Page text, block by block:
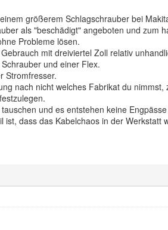
größerem Schlagschrauber bei
als "beschädigt" angeboten und zum
Probleme lösen.
mit dreiviertel Zoll relativ
und einer Flex.
Stromfresser.
nach nicht welches Fabrikat du
und es entstehen keine
ist, dass das Kabelchaos in der